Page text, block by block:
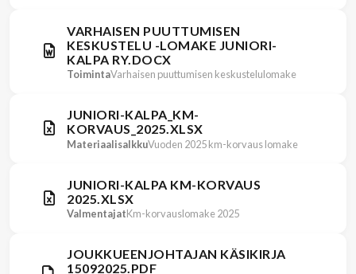
VARHAISEN PUUTTUMISEN
KESKUSTELU -LOMAKE JUNIORI-
KALPA RY.DOCX
ToimintaVarhaisen puuttumisen keskustelulomake
JUNIORI-KALPA_KM-
KORVAUS_2025.XLSX
MateriaalisalkkuVuoden 2025 km-korvaus lomake
JUNIORI-KALPA KM-KORVAUS
2025.XLSX
ValmentajatKm-korvauslomake 2025
JOUKKUEENJOHTAJAN KÄSIKIRJA
15092025.PDF